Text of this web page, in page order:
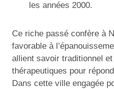
les années 2000.
Ce riche passé confère à
favorable à
allient savoir traditionnel
thérapeutiques pour
Dans cette ville engagée